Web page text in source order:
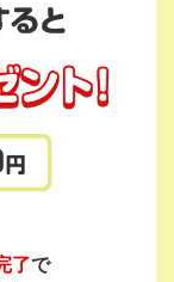
了で